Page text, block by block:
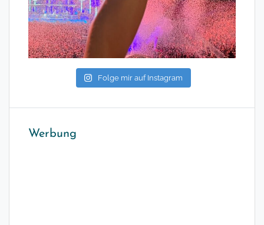
Folge mir auf Instagram
Werbung